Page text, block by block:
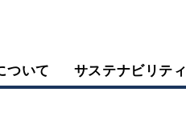
ついて サステナビリティ